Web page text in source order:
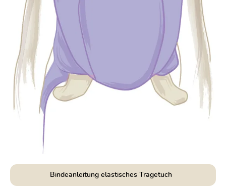
Bindeanleitung elastisches Tragetuch